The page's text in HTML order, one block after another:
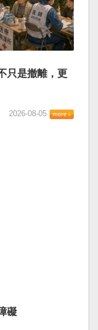
只是撤離，更
2026-08-05
礙